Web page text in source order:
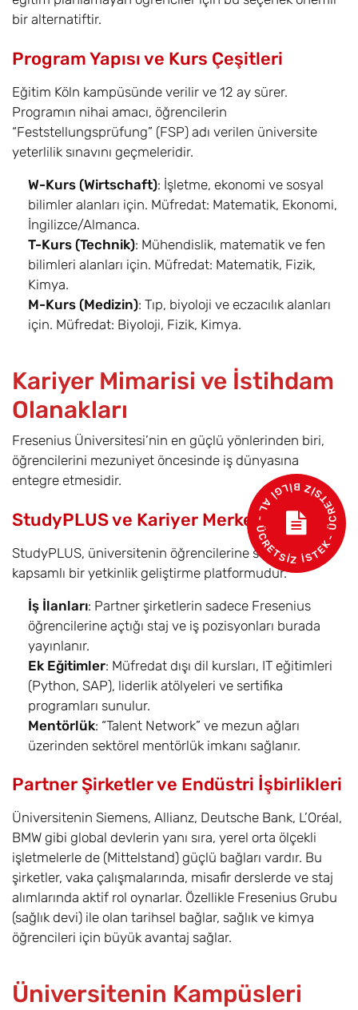
bir alternatiftir.
Program Yapısı ve Kurs Çeşitleri
Eğitim Köln kampüsünde verilir ve 12 ay sürer.
Programın nihai amacı, öğrencilerin
“Feststellungsprüfung” (FSP) adı verilen üniversite
yeterlilik sınavını geçmeleridir.
W-Kurs (Wirtschaft): İşletme, ekonomi ve sosyal
bilimler alanları için. Müfredat: Matematik, Ekonomi,
İngilizce/Almanca.
T-Kurs (Technik): Mühendislik, matematik ve fen
bilimleri alanları için. Müfredat: Matematik, Fizik,
Kimya.
M-Kurs (Medizin): Tıp, biyoloji ve eczacılık alanları
için. Müfredat: Biyoloji, Fizik, Kimya.
Kariyer Mimarisi ve İstihdam
Olanakları
Fresenius Üniversitesi’nin en güçlü yönlerinden biri,
öğrencilerini mezuniyet öncesinde iş dünyasına
entegre etmesidir.
StudyPLUS ve Kariyer Merkezi
StudyPLUS, üniversitenin öğrencilerine sunduğu
kapsamlı bir yetkinlik geliştirme platformudur.
İş İlanları: Partner şirketlerin sadece Fresenius
öğrencilerine açtığı staj ve iş pozisyonları burada
yayınlanır.
Ek Eğitimler: Müfredat dışı dil kursları, IT eğitimleri
(Python, SAP), liderlik atölyeleri ve sertifika
programları sunulur.
Mentörlük: “Talent Network” ve mezun ağları
üzerinden sektörel mentörlük imkanı sağlanır.
Partner Şirketler ve Endüstri İşbirlikleri
Üniversitenin Siemens, Allianz, Deutsche Bank, L’Oréal,
BMW gibi global devlerin yanı sıra, yerel orta ölçekli
işletmelerle de (Mittelstand) güçlü bağları vardır. Bu
şirketler, vaka çalışmalarında, misafir derslerde ve staj
alımlarında aktif rol oynarlar. Özellikle Fresenius Grubu
(sağlık devi) ile olan tarihsel bağlar, sağlık ve kimya
öğrencileri için büyük avantaj sağlar.
Üniversitenin Kampüsleri
- ÜCRETSİZ BİLGİ AL - ÜCRETSİZ İSTEK